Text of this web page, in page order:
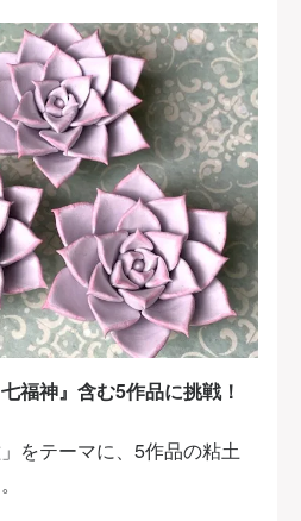
福神』含む5作品に挑戦！
をテーマに、5作品の粘土